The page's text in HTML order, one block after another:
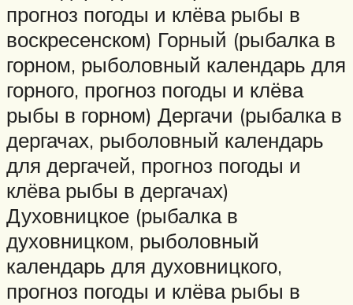
прогноз погоды и клёва рыбы в
воскресенском) Горный (рыбалка в
горном, рыболовный календарь для
горного, прогноз погоды и клёва
рыбы в горном) Дергачи (рыбалка в
дергачах, рыболовный календарь
для дергачей, прогноз погоды и
клёва рыбы в дергачах)
Духовницкое (рыбалка в
духовницком, рыболовный
календарь для духовницкого,
прогноз погоды и клёва рыбы в